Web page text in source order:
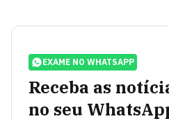
EXAME NO WHATSAPP
Receba as
no seu